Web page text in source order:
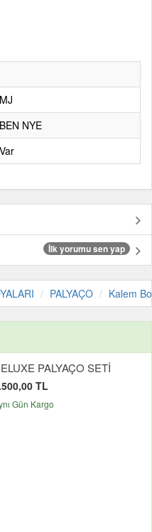
MJ
BEN NYE
Var
İlk yorumu sen yap
PALYAÇO Kalem
PALYAÇO SETİ
TL
Gün Kargo